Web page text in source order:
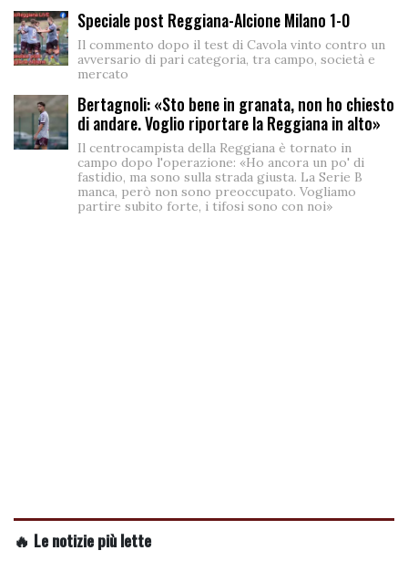
Speciale post Reggiana-Alcione Milano 1-0
Il commento dopo il test di Cavola vinto contro un
avversario di pari categoria, tra campo, società e
mercato
Bertagnoli: «Sto bene in granata, non ho chiesto
di andare. Voglio riportare la Reggiana in alto»
Il centrocampista della Reggiana è tornato in
campo dopo l'operazione: «Ho ancora un po' di
fastidio, ma sono sulla strada giusta. La Serie B
manca, però non sono preoccupato. Vogliamo
partire subito forte, i tifosi sono con noi»
🔥 Le notizie più lette